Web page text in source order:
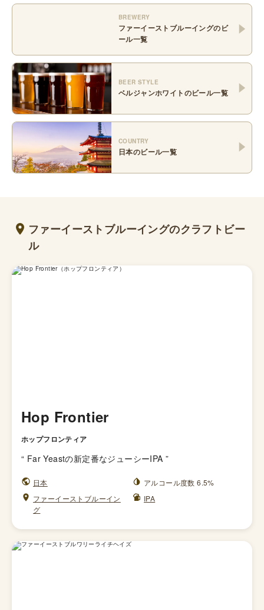
BREWERY
ファーイーストブルーイングのビ
ール一覧
BEER STYLE
ベルジャンホワイトのビール一覧
COUNTRY
日本のビール一覧
ファーイーストブルーイングのクラフトビー
ル
Hop Frontier
ホップフロンティア
“ Far Yeastの新定番なジューシーIPA ”
日本
アルコール度数 6.5%
ファーイーストブルーイン
グ
IPA